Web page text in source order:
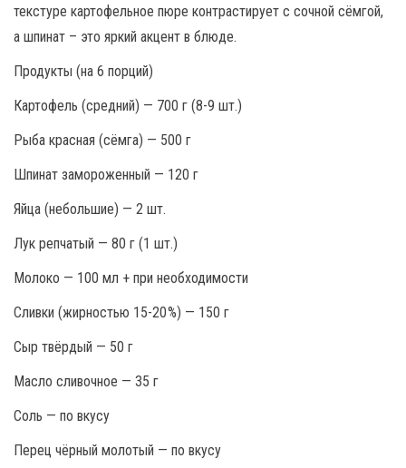
текстуре картофельное пюре контрастирует с сочной сёмгой,
а шпинат – это яркий акцент в блюде.
Продукты (на 6 порций)
Картофель (средний) — 700 г (8-9 шт.)
Рыба красная (сёмга) — 500 г
Шпинат замороженный — 120 г
Яйца (небольшие) — 2 шт.
Лук репчатый — 80 г (1 шт.)
Молоко — 100 мл + при необходимости
Сливки (жирностью 15-20 %) — 150 г
Сыр твёрдый — 50 г
Масло сливочное — 35 г
Соль — по вкусу
Перец чёрный молотый — по вкусу